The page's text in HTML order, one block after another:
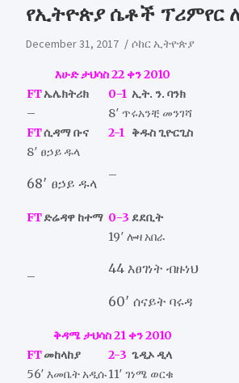
የኢትዮጵያ ሴቶች ፕሪምየር
December 31, 2017 ሶከር ኢትዮጵያ
እሁድ ታህሳስ 22 ቀን 2010
FTኤሌክትሪክ 0-1 ኢት. ን. ባንክ
–
8′ ጥሩአንቺ መንገሻ
FTሲዳማ ቡና 2-1
ቅዱስ ጊዮርጊስ
8′ ፀኃይ ዱላ
68′ ፀኃይ ዱላ
–
FTድሬዳዋ ከተማ 0-3 ደደቢት
–
19′ ሎዛ አበራ
44 እፀገነት ብዙነህ
60′ ሰናይት ባሩዳ
ቅዳሜ ታህሳስ 21 ቀን 2010
FTመከላከያ 2-3 ጌዲኦ ዲላ
56′ እመቤት አዲሱ11′ ገነሜ ወርቁ